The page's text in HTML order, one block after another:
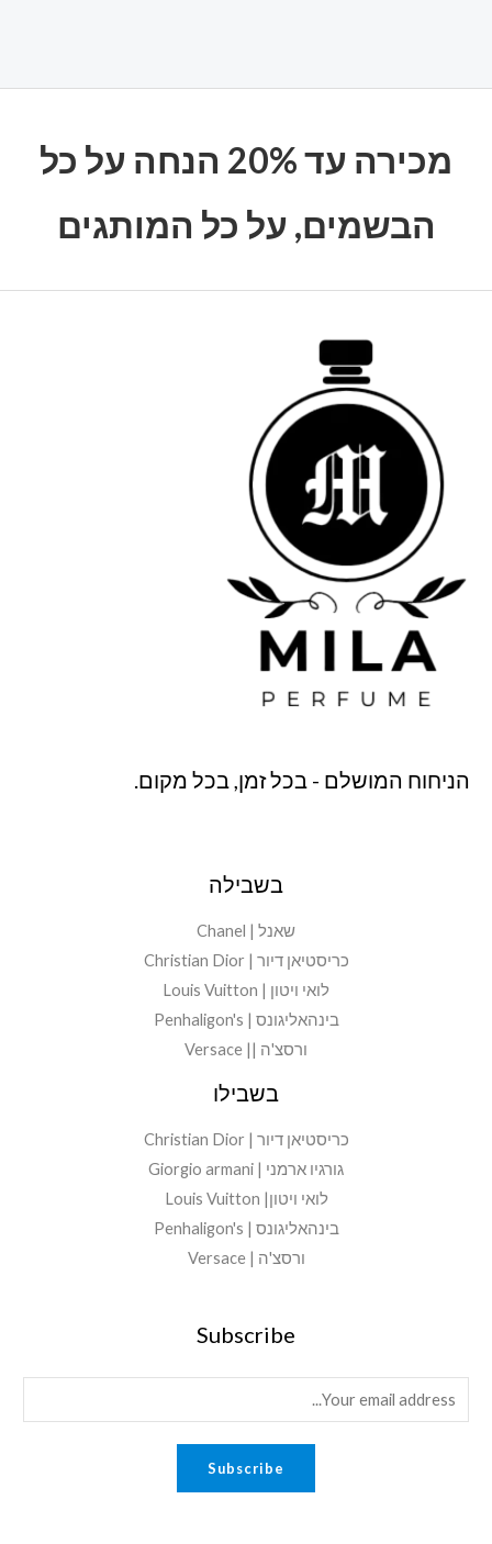
מכירה עד 20% הנחה על כל
הבשמים, על כל המותגים
הניחוח המושלם - בכל זמן, בכל מקום.
בשבילה
שאנל | Chanel
כריסטיאן דיור | Christian Dior
לואי ויטון | Louis Vuitton
בינהאליגונס | Penhaligon's
ורסצ'ה || Versace
בשבילו
כריסטיאן דיור | Christian Dior
גורגיו ארמני | Giorgio armani
לואי ויטון| Louis Vuitton
בינהאליגונס | Penhaligon's
ורסצ'ה | Versace
Subscribe
m
Subscribe